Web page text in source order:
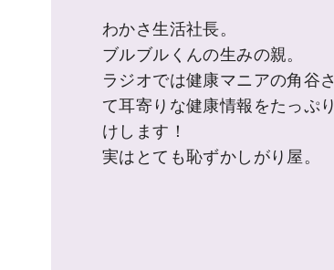
わかさ生活社長。
ブルブルくんの生みの親。
ラジオでは健康マニアの角谷
て耳寄りな健康情報をたっぷ
けします！
実はとても恥ずかしがり屋。